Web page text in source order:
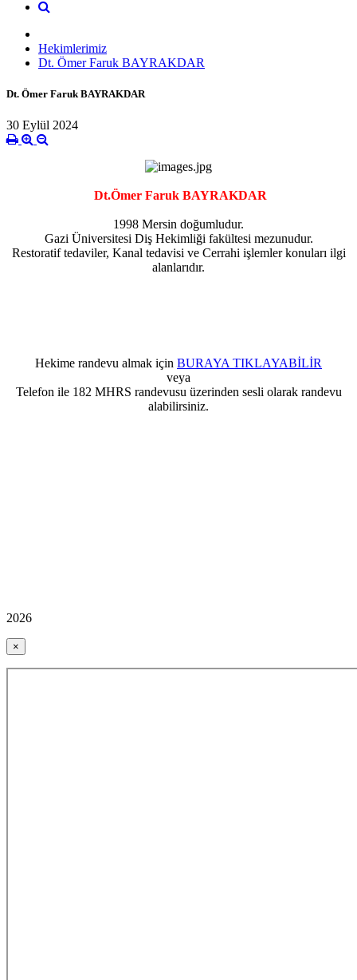
Hekimlerimiz
Dt. Ömer Faruk BAYRAKDAR
Dt. Ömer Faruk BAYRAKDAR
30 Eylül 2024
Dt.Ömer Faruk BAYRAKDAR
1998 Mersin doğumludur.
Gazi Üniversitesi Diş Hekimliği fakültesi mezunudur.
Restoratif tedaviler, Kanal tedavisi ve Cerrahi işlemler konuları ilgi
alanlarıdır.
Hekime randevu almak için BURAYA TIKLAYABİLİR
veya
Telefon ile 182 MHRS randevusu üzerinden sesli olarak randevu
alabilirsiniz.
2026
×